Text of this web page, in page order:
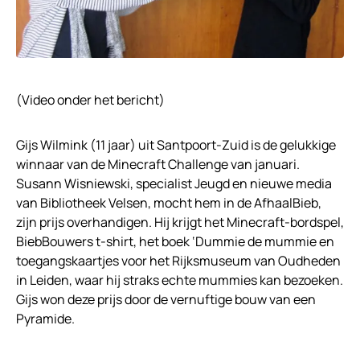
(Video onder het bericht)
Gijs Wilmink (11 jaar) uit Santpoort-Zuid is de gelukkige
winnaar van de Minecraft Challenge van januari.
Susann Wisniewski, specialist Jeugd en nieuwe media
van Bibliotheek Velsen, mocht hem in de AfhaalBieb,
zijn prijs overhandigen. Hij krijgt het Minecraft-bordspel,
BiebBouwers t-shirt, het boek ‘Dummie de mummie en
toegangskaartjes voor het Rijksmuseum van Oudheden
in Leiden, waar hij straks echte mummies kan bezoeken.
Gijs won deze prijs door de vernuftige bouw van een
Pyramide.